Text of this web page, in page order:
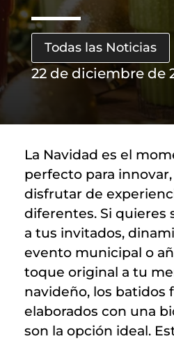
Todas las Noticias
22 de diciembre de
La Navidad es el
perfecto para
disfrutar de
diferentes. Si quieres
a tus invitados,
evento municipal o
toque original a tu
navideño, los batidos
elaborados con una
son la opción ideal.